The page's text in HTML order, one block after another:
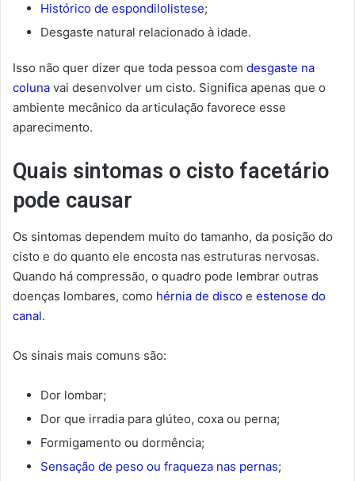
Histórico de espondilolistese;
Desgaste natural relacionado à idade.
Isso não quer dizer que toda pessoa com desgaste na
coluna vai desenvolver um cisto. Significa apenas que o
ambiente mecânico da articulação favorece esse
aparecimento.
Quais sintomas o cisto facetário
pode causar
Os sintomas dependem muito do tamanho, da posição do
cisto e do quanto ele encosta nas estruturas nervosas.
Quando há compressão, o quadro pode lembrar outras
doenças lombares, como hérnia de disco e estenose do
canal.
Os sinais mais comuns são:
Dor lombar;
Dor que irradia para glúteo, coxa ou perna;
Formigamento ou dormência;
Sensação de peso ou fraqueza nas pernas;